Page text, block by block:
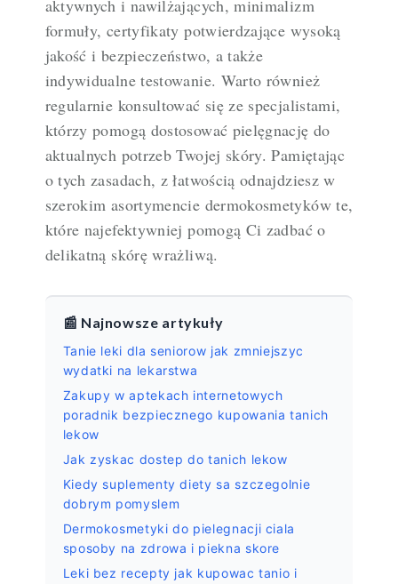
aktywnych i nawilżających, minimalizm
formuły, certyfikaty potwierdzające wysoką
jakość i bezpieczeństwo, a także
indywidualne testowanie. Warto również
regularnie konsultować się ze specjalistami,
którzy pomogą dostosować pielęgnację do
aktualnych potrzeb Twojej skóry. Pamiętając
o tych zasadach, z łatwością odnajdziesz w
szerokim asortymencie dermokosmetyków te,
które najefektywniej pomogą Ci zadbać o
delikatną skórę wrażliwą.
📰 Najnowsze artykuły
Tanie leki dla seniorow jak zmniejszyc
wydatki na lekarstwa
Zakupy w aptekach internetowych
poradnik bezpiecznego kupowania tanich
lekow
Jak zyskac dostep do tanich lekow
Kiedy suplementy diety sa szczegolnie
dobrym pomyslem
Dermokosmetyki do pielegnacji ciala
sposoby na zdrowa i piekna skore
Leki bez recepty jak kupowac tanio i